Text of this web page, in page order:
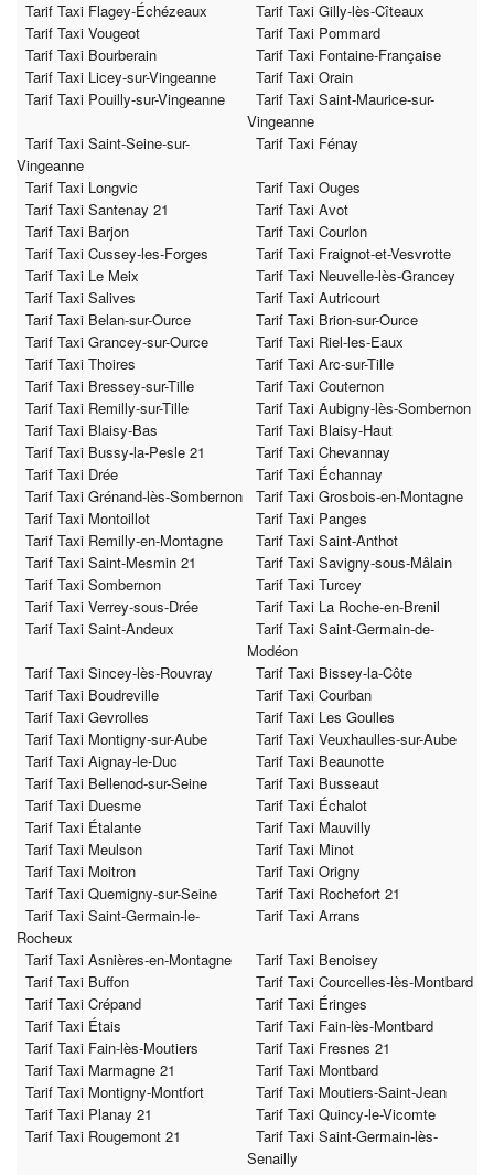
Tarif Taxi Flagey-Échézeaux
Tarif Taxi Gilly-lès-Cîteaux
Tarif Taxi Vougeot
Tarif Taxi Pommard
Tarif Taxi Bourberain
Tarif Taxi Fontaine-Française
Tarif Taxi Licey-sur-Vingeanne
Tarif Taxi Orain
Tarif Taxi Pouilly-sur-Vingeanne
Tarif Taxi Saint-Maurice-sur-
Vingeanne
Tarif Taxi Saint-Seine-sur-
Vingeanne
Tarif Taxi Fénay
Tarif Taxi Longvic
Tarif Taxi Ouges
Tarif Taxi Santenay 21
Tarif Taxi Avot
Tarif Taxi Barjon
Tarif Taxi Courlon
Tarif Taxi Cussey-les-Forges
Tarif Taxi Fraignot-et-Vesvrotte
Tarif Taxi Le Meix
Tarif Taxi Neuvelle-lès-Grancey
Tarif Taxi Salives
Tarif Taxi Autricourt
Tarif Taxi Belan-sur-Ource
Tarif Taxi Brion-sur-Ource
Tarif Taxi Grancey-sur-Ource
Tarif Taxi Riel-les-Eaux
Tarif Taxi Thoires
Tarif Taxi Arc-sur-Tille
Tarif Taxi Bressey-sur-Tille
Tarif Taxi Couternon
Tarif Taxi Remilly-sur-Tille
Tarif Taxi Aubigny-lès-Sombernon
Tarif Taxi Blaisy-Bas
Tarif Taxi Blaisy-Haut
Tarif Taxi Bussy-la-Pesle 21
Tarif Taxi Chevannay
Tarif Taxi Drée
Tarif Taxi Échannay
Tarif Taxi Grénand-lès-Sombernon
Tarif Taxi Grosbois-en-Montagne
Tarif Taxi Montoillot
Tarif Taxi Panges
Tarif Taxi Remilly-en-Montagne
Tarif Taxi Saint-Anthot
Tarif Taxi Saint-Mesmin 21
Tarif Taxi Savigny-sous-Mâlain
Tarif Taxi Sombernon
Tarif Taxi Turcey
Tarif Taxi Verrey-sous-Drée
Tarif Taxi La Roche-en-Brenil
Tarif Taxi Saint-Andeux
Tarif Taxi Saint-Germain-de-
Modéon
Tarif Taxi Sincey-lès-Rouvray
Tarif Taxi Bissey-la-Côte
Tarif Taxi Boudreville
Tarif Taxi Courban
Tarif Taxi Gevrolles
Tarif Taxi Les Goulles
Tarif Taxi Montigny-sur-Aube
Tarif Taxi Veuxhaulles-sur-Aube
Tarif Taxi Aignay-le-Duc
Tarif Taxi Beaunotte
Tarif Taxi Bellenod-sur-Seine
Tarif Taxi Busseaut
Tarif Taxi Duesme
Tarif Taxi Échalot
Tarif Taxi Étalante
Tarif Taxi Mauvilly
Tarif Taxi Meulson
Tarif Taxi Minot
Tarif Taxi Moitron
Tarif Taxi Origny
Tarif Taxi Quemigny-sur-Seine
Tarif Taxi Rochefort 21
Tarif Taxi Saint-Germain-le-
Rocheux
Tarif Taxi Arrans
Tarif Taxi Asnières-en-Montagne
Tarif Taxi Benoisey
Tarif Taxi Buffon
Tarif Taxi Courcelles-lès-Montbard
Tarif Taxi Crépand
Tarif Taxi Éringes
Tarif Taxi Étais
Tarif Taxi Fain-lès-Montbard
Tarif Taxi Fain-lès-Moutiers
Tarif Taxi Fresnes 21
Tarif Taxi Marmagne 21
Tarif Taxi Montbard
Tarif Taxi Montigny-Montfort
Tarif Taxi Moutiers-Saint-Jean
Tarif Taxi Planay 21
Tarif Taxi Quincy-le-Vicomte
Tarif Taxi Rougemont 21
Tarif Taxi Saint-Germain-lès-
Senailly